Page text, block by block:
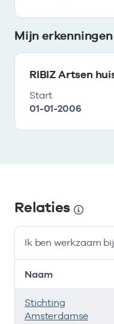
Mijn erkenningen
RIBIZ Artsen
Start
01-01-2006
Relaties
Ik ben werkzaam
Naam
Stichting
Amsterdamse